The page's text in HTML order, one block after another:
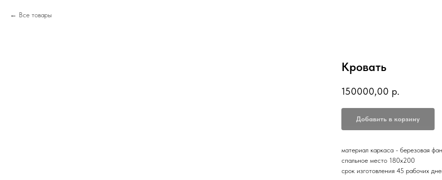
Все товары
Кровать
150000,00 р.
Добавить в корзину
материал каркаса - березовая
спальное место 180х200
срок изготовления 45 рабочих